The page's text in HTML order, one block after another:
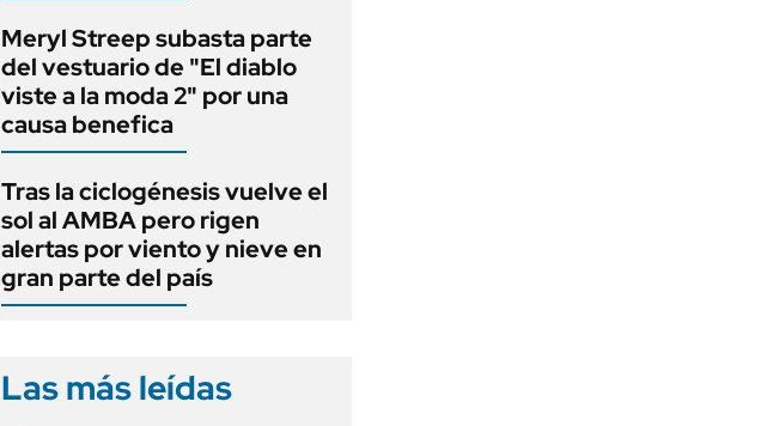
Meryl Streep subasta parte
del vestuario de "El diablo
viste a la moda 2" por una
causa benefica
Tras la ciclogénesis vuelve el
sol al AMBA pero rigen
alertas por viento y nieve en
gran parte del país
Las más leídas